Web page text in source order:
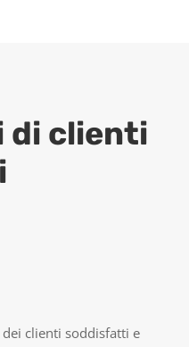
di clienti
clienti soddisfatti e